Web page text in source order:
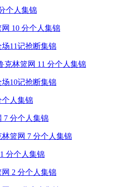
个人集锦
10 分个人集锦
11记抢断集锦
克林篮网 11 分个人集锦
10记抢断集锦
个人集锦
7 分个人集锦
篮网 7 分个人集锦
分个人集锦
2 分个人集锦